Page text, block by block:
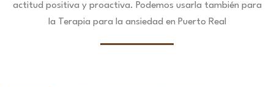
actitud positiva y proactiva. Podemos usarla también para
la Terapia para la ansiedad en Puerto Real